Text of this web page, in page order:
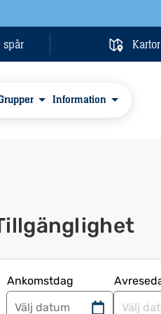
spår Kartor
Information
Ankomstdag
Avresedag